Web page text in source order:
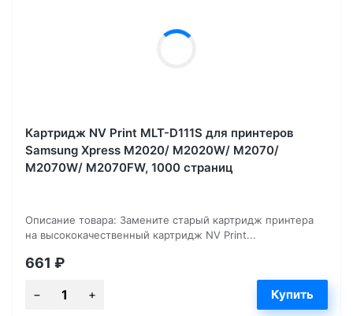
Картридж NV Print MLT-D111S для принтеров
Samsung Xpress M2020/ M2020W/ M2070/
M2070W/ M2070FW, 1000 страниц
Описание товара: Замените старый картридж принтера
на высококачественный картридж NV Print...
661 ₽